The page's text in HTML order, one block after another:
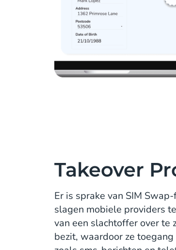
Takeover
Er is sprake van SIM
slagen mobiele providers
van een slachtoffer over te
bezit, waardoor ze